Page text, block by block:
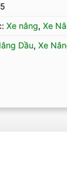
Xe nâng, Xe
Dầu, Xe